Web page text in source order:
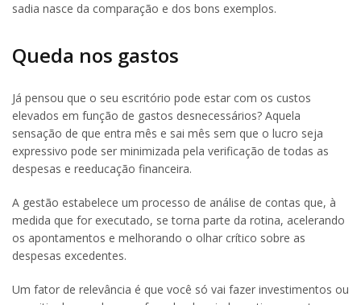
sadia nasce da comparação e dos bons exemplos.
Queda nos gastos
Já pensou que o seu escritório pode estar com os custos
elevados em função de gastos desnecessários? Aquela
sensação de que entra mês e sai mês sem que o lucro seja
expressivo pode ser minimizada pela verificação de todas as
despesas e reeducação financeira.
A gestão estabelece um processo de análise de contas que, à
medida que for executado, se torna parte da rotina, acelerando
os apontamentos e melhorando o olhar crítico sobre as
despesas excedentes.
Um fator de relevância é que você só vai fazer investimentos ou